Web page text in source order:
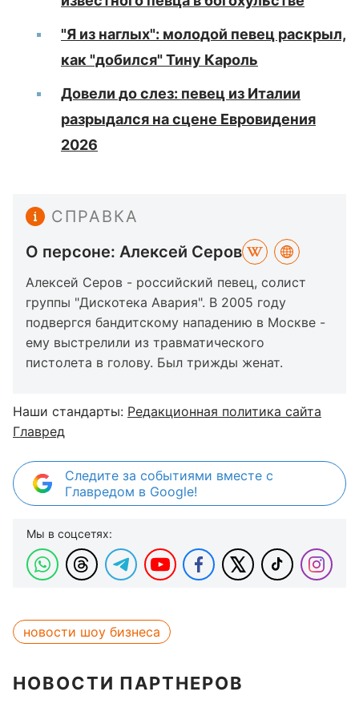
"Я из наглых": молодой певец раскрыл,
как "добился" Тину Кароль
Довели до слез: певец из Италии
разрыдался на сцене Евровидения
2026
СПРАВКА
О персоне: Алексей Серов
Алексей Серов - российский певец, солист
группы "Дискотека Авария". В 2005 году
подвергся бандитскому нападению в Москве -
ему выстрелили из травматического
пистолета в голову. Был трижды женат.
Наши стандарты: Редакционная политика сайта
Главред
Следите за событиями вместе с
Главредом в Google!
Мы в соцсетях:
новости шоу бизнеса
НОВОСТИ ПАРТНЕРОВ